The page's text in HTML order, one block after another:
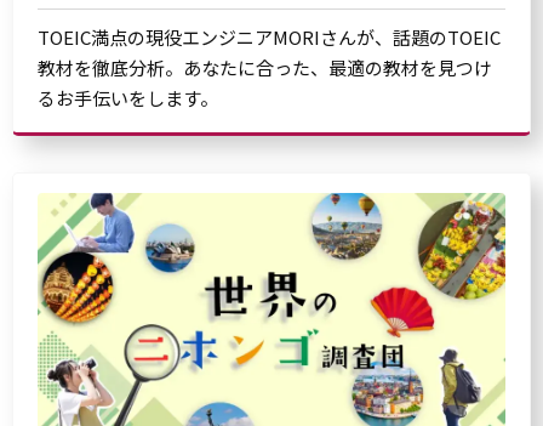
TOEIC満点の現役エンジニアMORIさんが、話題のTOEIC
教材を徹底分析。あなたに合った、最適の教材を見つけ
るお手伝いをします。